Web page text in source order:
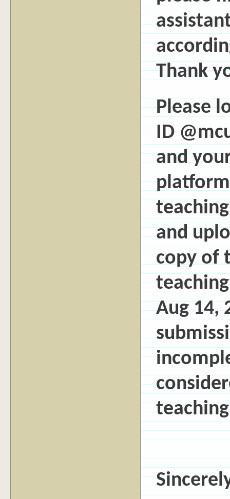
Thank
Please
ID
and
and
copy of
Aug 14,